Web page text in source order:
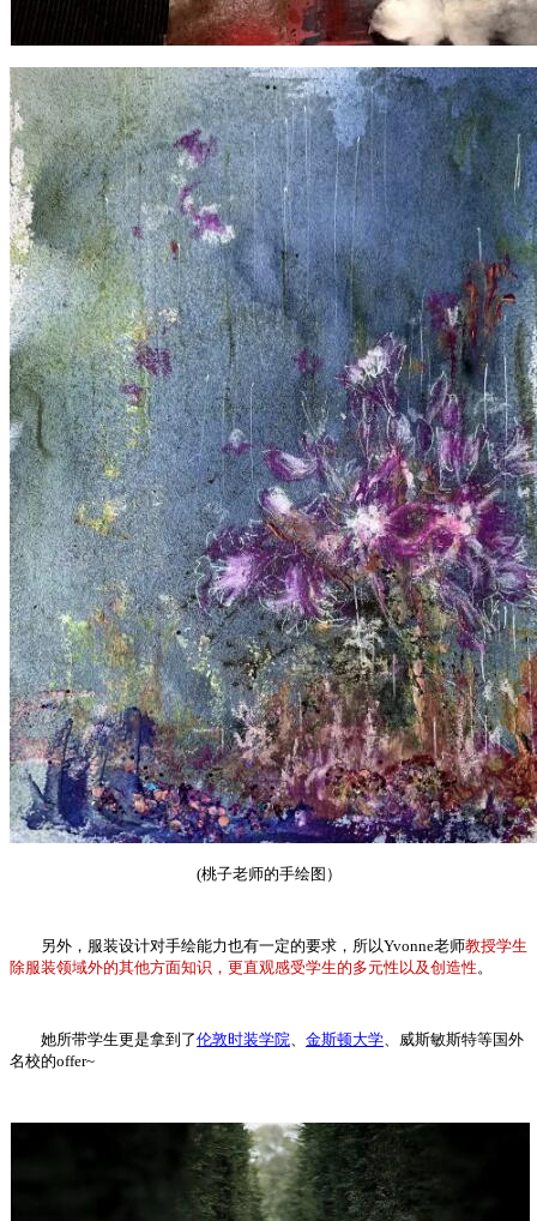
(桃子老师的手绘图）
另外，服装设计对手绘能力也有一定的要求，所以Yvonne老师教授学生
除服装领域外的其他方面知识，更直观感受学生的多元性以及创造性 。
她所带学生更是拿到了伦敦时装学院 金斯顿大学 、威斯敏斯特等国外
名校的offer~